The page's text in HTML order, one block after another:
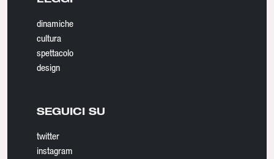
dinamiche
cultura
spettacolo
design
SEGUICI SU
twitter
instagram